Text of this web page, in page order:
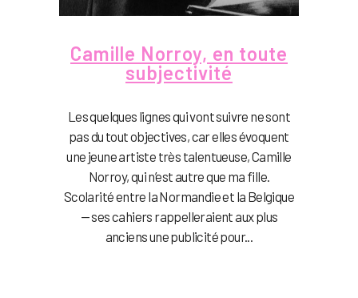
Camille Norroy, en toute
subjectivité
Les quelques lignes qui vont suivre ne sont
pas du tout objectives, car elles évoquent
une jeune artiste très talentueuse, Camille
Norroy, qui n’est autre que ma fille.
Scolarité entre la Normandie et la Belgique
— ses cahiers rappelleraient aux plus
anciens une publicité pour...